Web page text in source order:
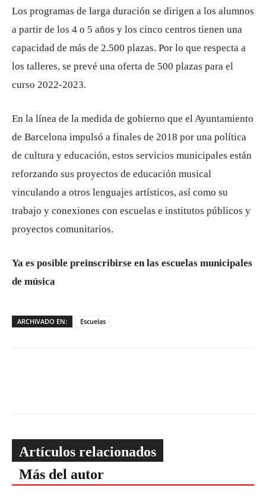
Los programas de larga duración se dirigen a los alumnos
a partir de los 4 o 5 años y los cinco centros tienen una
capacidad de más de 2.500 plazas. Por lo que respecta a
los talleres, se prevé una oferta de 500 plazas para el
curso 2022-2023.
En la línea de la medida de gobierno que el Ayuntamiento
de Barcelona impulsó a finales de 2018 por una política
de cultura y educación, estos servicios municipales están
reforzando sus proyectos de educación musical
vinculando a otros lenguajes artísticos, así como su
trabajo y conexiones con escuelas e institutos públicos y
proyectos comunitarios.
Ya es posible preinscribirse en las escuelas municipales
de música
ARCHIVADO EN: Escuelas
Artículos relacionados
Más del autor